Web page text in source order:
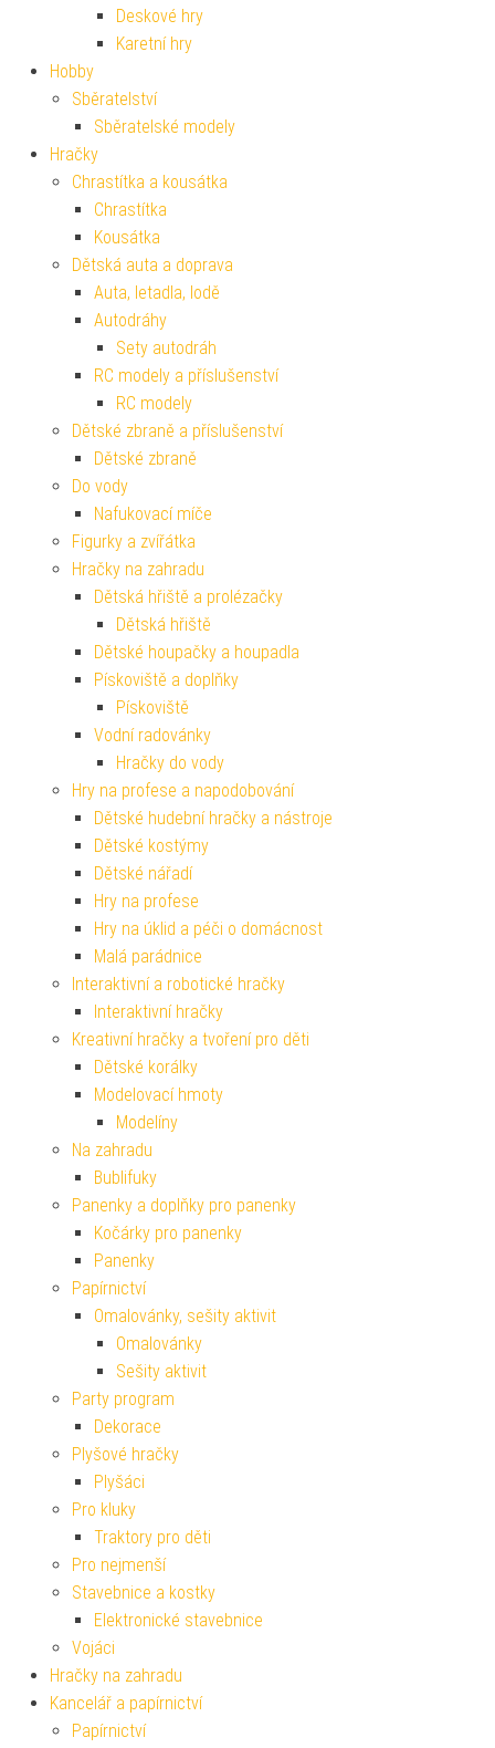
Deskové hry
Karetní hry
Hobby
Sběratelství
Sběratelské modely
Hračky
Chrastítka a kousátka
Chrastítka
Kousátka
Dětská auta a doprava
Auta, letadla, lodě
Autodráhy
Sety autodráh
RC modely a příslušenství
RC modely
Dětské zbraně a příslušenství
Dětské zbraně
Do vody
Nafukovací míče
Figurky a zvířátka
Hračky na zahradu
Dětská hřiště a prolézačky
Dětská hřiště
Dětské houpačky a houpadla
Pískoviště a doplňky
Pískoviště
Vodní radovánky
Hračky do vody
Hry na profese a napodobování
Dětské hudební hračky a nástroje
Dětské kostýmy
Dětské nářadí
Hry na profese
Hry na úklid a péči o domácnost
Malá parádnice
Interaktivní a robotické hračky
Interaktivní hračky
Kreativní hračky a tvoření pro děti
Dětské korálky
Modelovací hmoty
Modelíny
Na zahradu
Bublifuky
Panenky a doplňky pro panenky
Kočárky pro panenky
Panenky
Papírnictví
Omalovánky, sešity aktivit
Omalovánky
Sešity aktivit
Party program
Dekorace
Plyšové hračky
Plyšáci
Pro kluky
Traktory pro děti
Pro nejmenší
Stavebnice a kostky
Elektronické stavebnice
Vojáci
Hračky na zahradu
Kancelář a papírnictví
Papírnictví